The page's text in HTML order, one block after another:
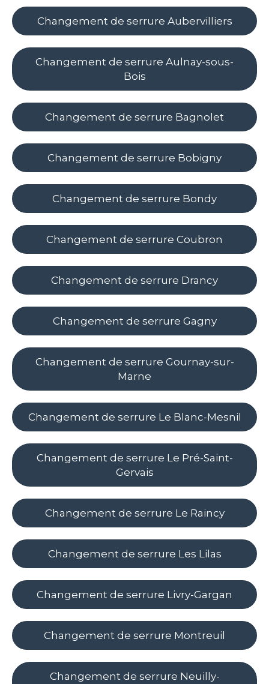
Changement de serrure Aubervilliers
Changement de serrure Aulnay-sous-
Bois
Changement de serrure Bagnolet
Changement de serrure Bobigny
Changement de serrure Bondy
Changement de serrure Coubron
Changement de serrure Drancy
Changement de serrure Gagny
Changement de serrure Gournay-sur-
Marne
Changement de serrure Le Blanc-Mesnil
Changement de serrure Le Pré-Saint-
Gervais
Changement de serrure Le Raincy
Changement de serrure Les Lilas
Changement de serrure Livry-Gargan
Changement de serrure Montreuil
Changement de serrure Neuilly-